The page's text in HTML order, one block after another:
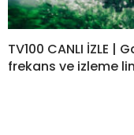
TV100 CANLI İZLE |
frekans ve izleme